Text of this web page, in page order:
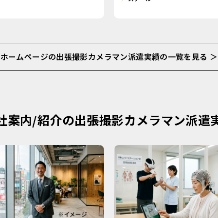
ホームページの出張撮影カメラマン派遣実績の一覧を見る ＞
案内/紹介の出張撮影カメラマン派遣